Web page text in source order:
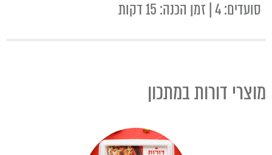
סועדים: 4 | זמן הכנה: 15 דקות
מוצרי דורות במתכון